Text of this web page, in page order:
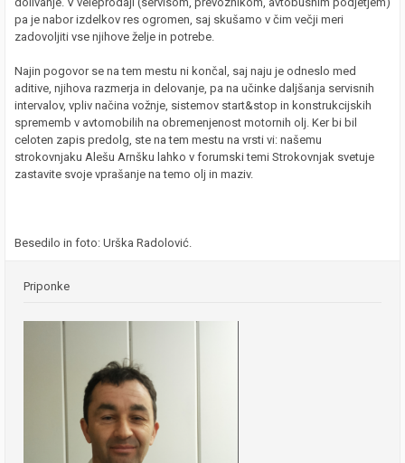
pa je nabor izdelkov res ogromen, saj skušamo v čim večji meri
zadovoljiti vse njihove želje in potrebe.
Najin pogovor se na tem mestu ni končal, saj naju je odneslo med
aditive, njihova razmerja in delovanje, pa na učinke daljšanja servisnih
intervalov, vpliv načina vožnje, sistemov start&stop in konstrukcijskih
sprememb v avtomobilih na obremenjenost motornih olj. Ker bi bil
celoten zapis predolg, ste na tem mestu na vrsti vi: našemu
strokovnjaku Alešu Arnšku lahko v forumski temi Strokovnjak svetuje
zastavite svoje vprašanje na temo olj in maziv.
Besedilo in foto: Urška Radolović.
Priponke